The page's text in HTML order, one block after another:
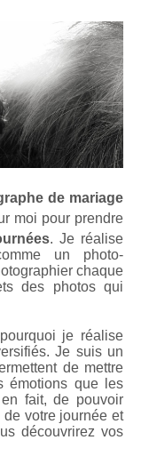
de mariage
moi pour prendre
. Je réalise
un photo-
chaque
des photos qui
je réalise
Je suis un
de mettre
émotions que les
fait, de pouvoir
votre journée et
découvrirez vos